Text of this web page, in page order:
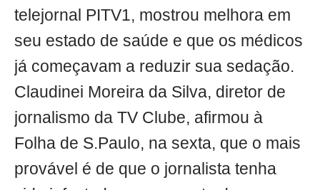
telejornal PITV1, mostrou melhora em
seu estado de saúde e que os médicos
já começavam a reduzir sua sedação.
Claudinei Moreira da Silva, diretor de
jornalismo da TV Clube, afirmou à
Folha de S.Paulo, na sexta, que o mais
provável é de que o jornalista tenha